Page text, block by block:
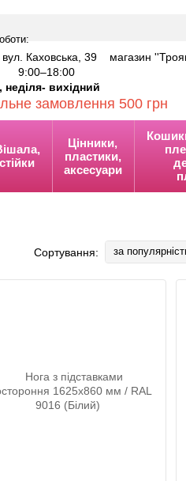
вул. Каховська, 39 магазин
9:00–18:00
неділя- вихідний
замовлення 500 грн
стійки
Цінники,
пластики,
аксесуари
Сортування: за